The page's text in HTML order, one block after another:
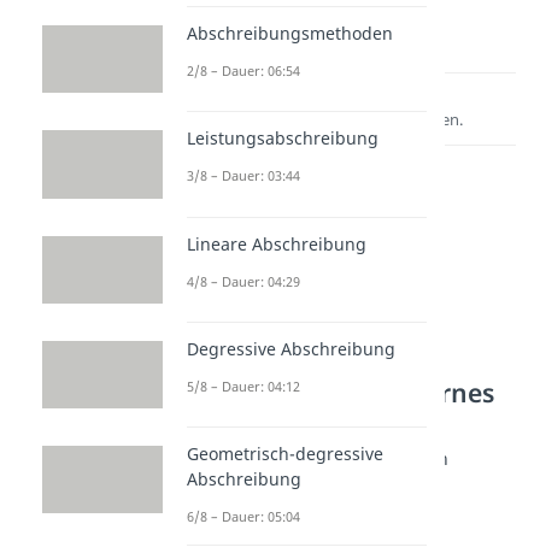
Entdecke hier deine Chancen.
Weitere Inhalte: Externes
Vermögens- & Produktionsposten
Anlagevermögen
Dauer: 03:30
Abschreibungsmethoden
2/8 – Dauer: 06:54
Leistungsabschreibung
3/8 – Dauer: 03:44
Lineare Abschreibung
4/8 – Dauer: 04:29
Degressive Abschreibung
5/8 – Dauer: 04:12
Geometrisch-degressive
Abschreibung
6/8 – Dauer: 05:04